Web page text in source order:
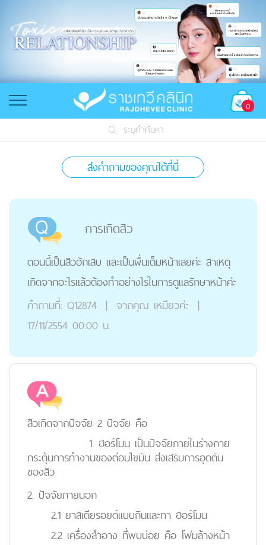
0
ระบุคำค้นหา
ส่งคำถามของคุณได้ที่นี่
การเกิดสิว
ตอนนี้เป็นสิวอักเสบ และเป็นผื่นเต็มหน้าเลยค่ะ สาเหตุ
เกิดจากอะไรแล้วต้องทำอย่างไรในการดูแลรักษาหน้าค่ะ
คำถามที่: Q12874 | จากคุณ เหมียวค่ะ |
17/11/2554 00:00 น.
สิวเกิดจากปัจจัย 2 ปัจจัย คือ
1. ฮอร์โมน เป็นปัจจัยภายในร่างกาย
กระตุ้นการทำงานของต่อมไขมัน ส่งเสริมการอุดตัน
ของสิว
2. ปัจจัยภายนอก
2.1 ยาสเตียรอยด์แบบกินและทา ฮอร์โมน
2.2 เครื่องสำอาง ที่พบบ่อย คือ โฟมล้างหน้า